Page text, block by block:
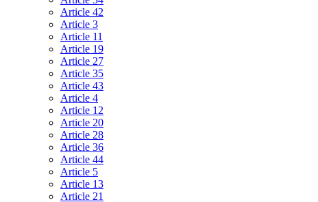
Article 42
Article 3
Article 11
Article 19
Article 27
Article 35
Article 43
Article 4
Article 12
Article 20
Article 28
Article 36
Article 44
Article 5
Article 13
Article 21